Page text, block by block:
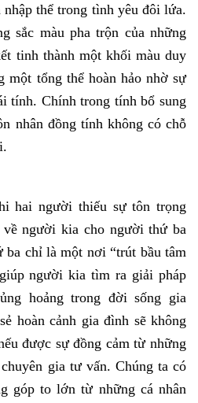
thể trong tình yêu đôi lứa.
sắc màu pha trộn của những
tinh thành một khối màu duy
một tổng thể hoàn hảo nhờ sự
tính. Chính trong tính bổ sung
nhân đồng tính không có chỗ
hai người thiếu sự tôn trọng
người kia cho người thứ ba
chỉ là một nơi “trút bầu tâm
người kia tìm ra giải pháp
hoảng trong đời sống gia
hoàn cảnh gia đình sẽ không
được sự đồng cảm từ những
gia tư vấn. Chúng ta có
góp to lớn từ những cá nhân